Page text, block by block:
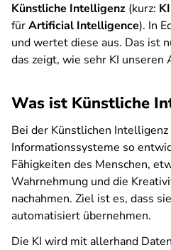
Künstliche Intelligenz (kurz: KI
fürArtificial Intelligence). In
und wertet diese aus. Das ist
das zeigt, wie sehr KI
Was ist Künstliche
Bei der Künstlichen
Informationssysteme so
Fähigkeiten des Menschen,
Wahrnehmung und die
nachahmen. Ziel ist es, dass
automatisiert übernehmen.
Die KI wird mit allerhand